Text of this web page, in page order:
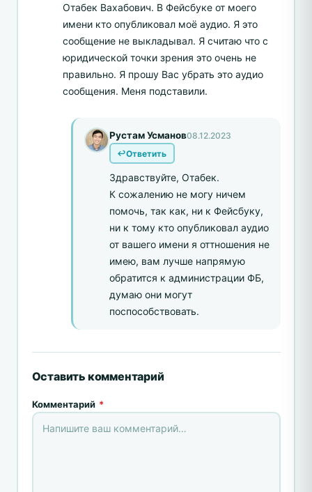
Отабек Вахабович. В Фейсбуке от моего
имени кто опубликовал моё аудио. Я это
сообщение не выкладывал. Я считаю что с
юридической точки зрения это очень не
правильно. Я прошу Вас убрать это аудио
сообщения. Меня подставили.
Рустам Усманов08.12.2023
Ответить
Здравствуйте, Отабек.
К сожалению не могу ничем
помочь, так как, ни к Фейсбуку,
ни к тому кто опубликовал аудио
от вашего имени я оттношения не
имею, вам лучше напрямую
обратится к администрации ФБ,
думаю они могут
поспособствовать.
Оставить комментарий
Комментарий *